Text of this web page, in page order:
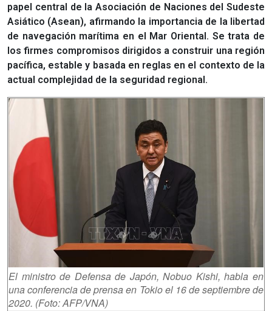
papel central de la Asociación de Naciones del Sudeste
Asiático (Asean), afirmando la importancia de la libertad
de navegación marítima en el Mar Oriental. Se trata de
los firmes compromisos dirigidos a construir una región
pacífica, estable y basada en reglas en el contexto de la
actual complejidad de la seguridad regional.
El ministro de Defensa de Japón, Nobuo Kishi, habla en
una conferencia de prensa en Tokio el 16 de septiembre de
2020. (Foto: AFP/VNA)